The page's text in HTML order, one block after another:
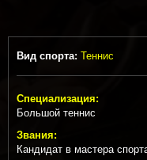
Вид спорта: Теннис
Специализация:
Большой теннис
Звания:
Кандидат в мастера